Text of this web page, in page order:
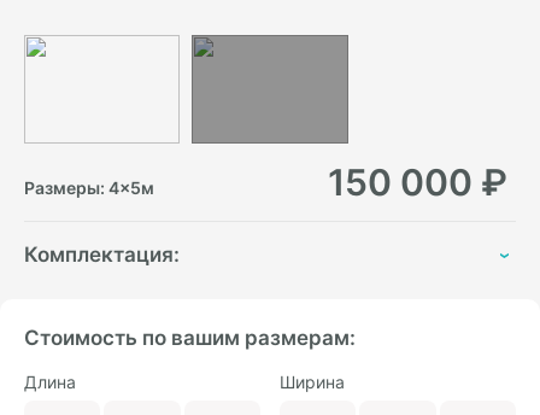
Размеры: 4×5м 150 000 ₽
Комплектация:
Стоимость по вашим размерам:
Длина Ширина